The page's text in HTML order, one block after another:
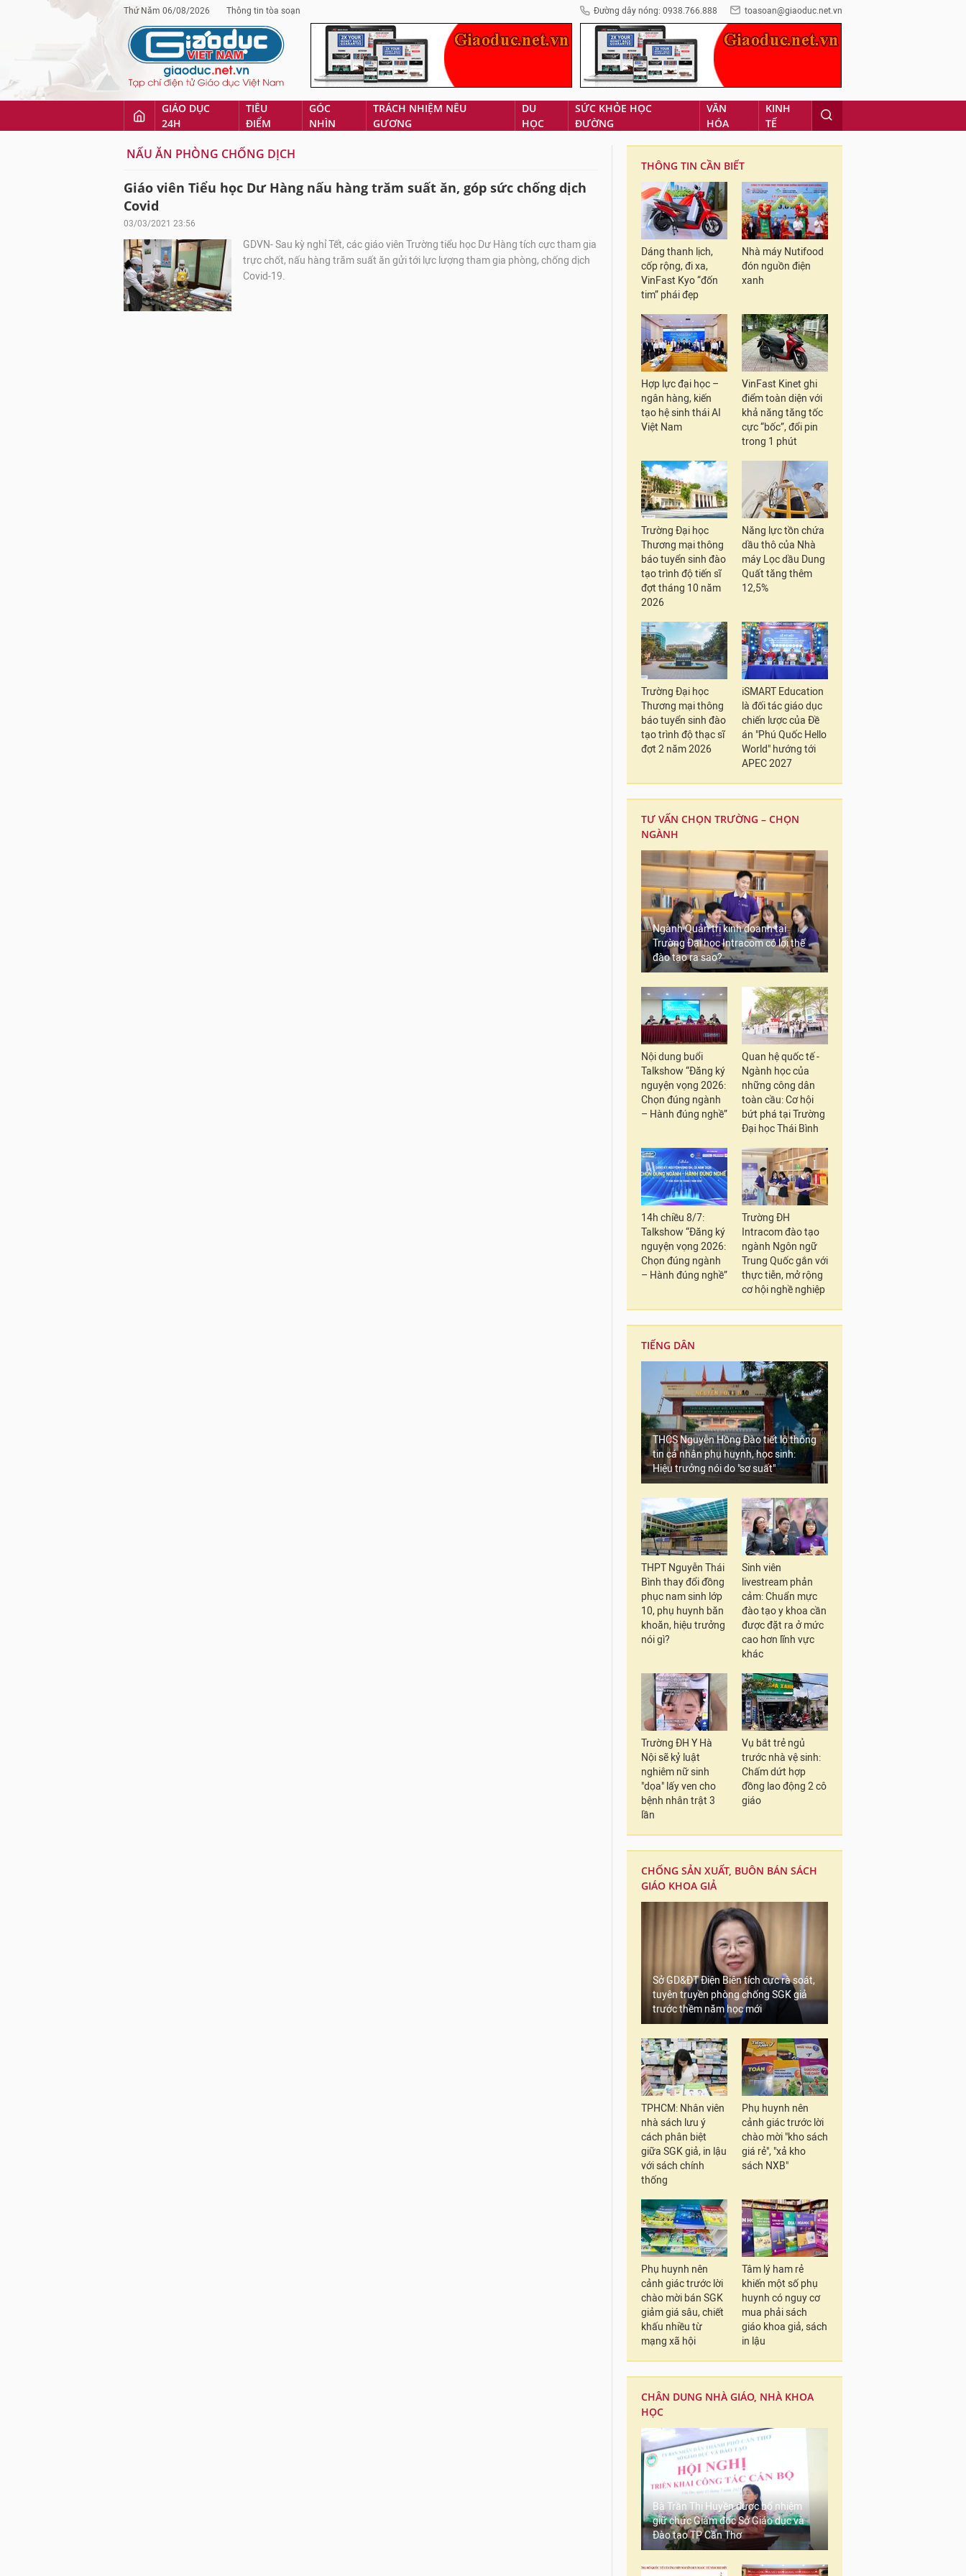
Thứ Năm 06/08/2026 Thông tin tòa soạn Đường dây nóng: 0938.766.888 toasoan@giaoduc.net.vn
GIÁO DỤC
24H
TIÊU
ĐIỂM
GÓC
NHÌN
TRÁCH NHIỆM NÊU
GƯƠNG
DU
HỌC
SỨC KHỎE HỌC
ĐƯỜNG
VĂN
HÓA
KINH
TẾ
NẤU ĂN PHÒNG CHỐNG DỊCH
Giáo viên Tiểu học Dư Hàng nấu hàng trăm suất ăn, góp sức chống dịch
Covid
03/03/2021 23:56
GDVN- Sau kỳ nghỉ Tết, các giáo viên Trường tiểu học Dư Hàng tích cực tham gia
trực chốt, nấu hàng trăm suất ăn gửi tới lực lượng tham gia phòng, chống dịch
Covid-19.
THÔNG TIN CẦN BIẾT
Dáng thanh lịch,
cốp rộng, đi xa,
VinFast Kyo “đốn
tim” phái đẹp
Nhà máy Nutifood
đón nguồn điện
xanh
Hợp lực đại học –
ngân hàng, kiến
tạo hệ sinh thái AI
Việt Nam
VinFast Kinet ghi
điểm toàn diện với
khả năng tăng tốc
cực “bốc”, đổi pin
trong 1 phút
Trường Đại học
Thương mại thông
báo tuyển sinh đào
tạo trình độ tiến sĩ
đợt tháng 10 năm
2026
Năng lực tồn chứa
dầu thô của Nhà
máy Lọc dầu Dung
Quất tăng thêm
12,5%
Trường Đại học
Thương mại thông
báo tuyển sinh đào
tạo trình độ thạc sĩ
đợt 2 năm 2026
iSMART Education
là đối tác giáo dục
chiến lược của Đề
án "Phú Quốc Hello
World" hướng tới
APEC 2027
TƯ VẤN CHỌN TRƯỜNG – CHỌN
NGÀNH
Ngành Quản trị kinh doanh tại
Trường Đại học Intracom có lợi thế
đào tạo ra sao?
Nội dung buổi
Talkshow “Đăng ký
nguyện vọng 2026:
Chọn đúng ngành
– Hành đúng nghề”
Quan hệ quốc tế -
Ngành học của
những công dân
toàn cầu: Cơ hội
bứt phá tại Trường
Đại học Thái Bình
14h chiều 8/7:
Talkshow “Đăng ký
nguyện vọng 2026:
Chọn đúng ngành
– Hành đúng nghề”
Trường ĐH
Intracom đào tạo
ngành Ngôn ngữ
Trung Quốc gắn với
thực tiễn, mở rộng
cơ hội nghề nghiệp
TIẾNG DÂN
THCS Nguyễn Hồng Đào tiết lộ thông
tin cá nhân phụ huynh, học sinh:
Hiệu trưởng nói do "sơ suất"
THPT Nguyễn Thái
Bình thay đổi đồng
phục nam sinh lớp
10, phụ huynh băn
khoăn, hiệu trưởng
nói gì?
Sinh viên
livestream phản
cảm: Chuẩn mực
đào tạo y khoa cần
được đặt ra ở mức
cao hơn lĩnh vực
khác
Trường ĐH Y Hà
Nội sẽ kỷ luật
nghiêm nữ sinh
"dọa" lấy ven cho
bệnh nhân trật 3
lần
Vụ bắt trẻ ngủ
trước nhà vệ sinh:
Chấm dứt hợp
đồng lao động 2 cô
giáo
CHỐNG SẢN XUẤT, BUÔN BÁN SÁCH
GIÁO KHOA GIẢ
Sở GD&ĐT Điện Biên tích cực rà soát,
tuyên truyền phòng chống SGK giả
trước thềm năm học mới
TPHCM: Nhân viên
nhà sách lưu ý
cách phân biệt
giữa SGK giả, in lậu
với sách chính
thống
Phụ huynh nên
cảnh giác trước lời
chào mời "kho sách
giá rẻ", "xả kho
sách NXB"
Phụ huynh nên
cảnh giác trước lời
chào mời bán SGK
giảm giá sâu, chiết
khấu nhiều từ
mạng xã hội
Tâm lý ham rẻ
khiến một số phụ
huynh có nguy cơ
mua phải sách
giáo khoa giả, sách
in lậu
CHÂN DUNG NHÀ GIÁO, NHÀ KHOA
HỌC
Bà Trần Thị Huyền được bổ nhiệm
giữ chức Giám đốc Sở Giáo dục và
Đào tạo TP Cần Thơ